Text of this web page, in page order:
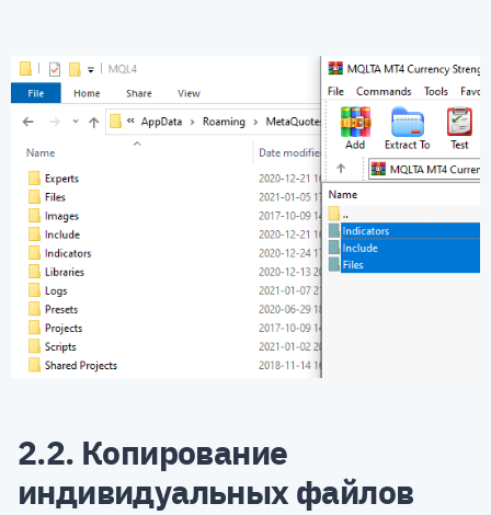
2.2. Копирование
индивидуальных файлов